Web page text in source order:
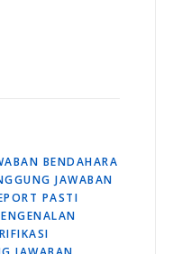
BENDAHARA
JAWABAN
PASTI